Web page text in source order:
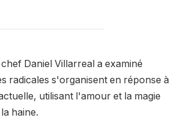
Daniel Villarreal a examiné
radicales s'organisent en réponse à
utilisant l'amour et la magie
haine.